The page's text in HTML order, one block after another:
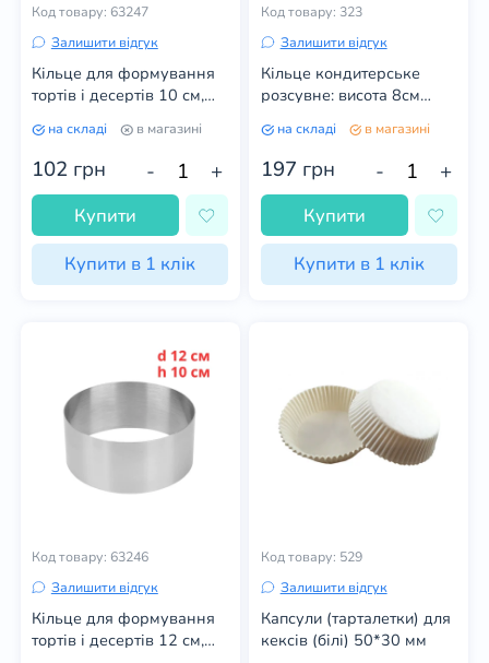
Код товару: 63247
Залишити відгук
Кільце для формування
тортів і десертів 10 см,
на складі в магазині
102 грн - +
Купити
Купити в 1 клік
Код товару: 323
Залишити відгук
Кільце кондитерське
розсувне: висота 8см
16-31 см
на складі в магазині
197 грн - +
Купити
Купити в 1 клік
Код товару: 63246
Залишити відгук
Кільце для формування
тортів і десертів 12 см,
Код товару: 529
Залишити відгук
Капсули (тарталетки) для
кексів (білі) 50*30 мм